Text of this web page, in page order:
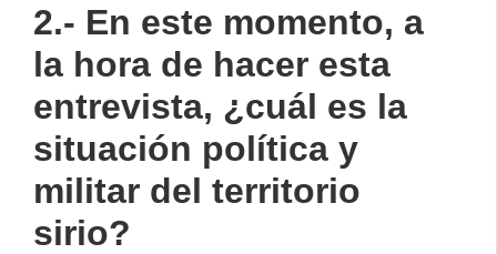
2.- En este momento, a
la hora de hacer esta
entrevista, ¿cuál es la
situación política y
militar del territorio
sirio?